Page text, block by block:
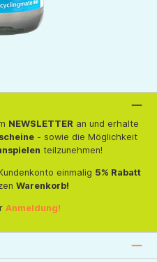
NEWSLETTER an und erhalte
- sowie die Möglichkeit
teilzunehmen!
einmalig 5% Rabatt
Warenkorb!
Anmeldung!